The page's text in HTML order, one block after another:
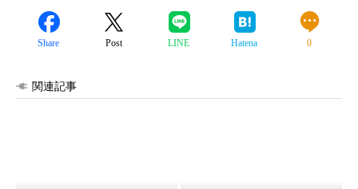
Share Post LINE Hatena 0
関連記事